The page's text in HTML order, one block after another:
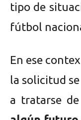
tipo de
fútbol
En ese
la solicitud
a tratarse